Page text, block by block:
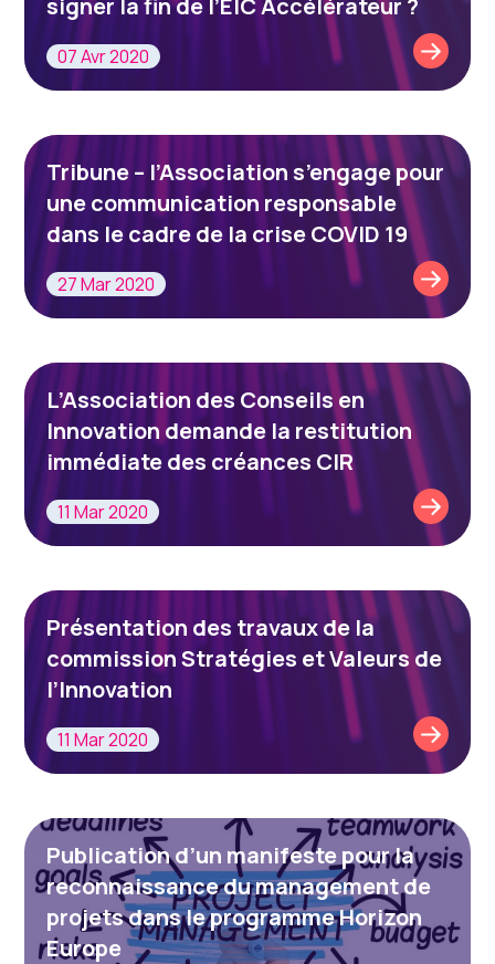
signer la fin de l’EIC Accélérateur ?
07 Avr 2020
Tribune – l’Association s’engage pour
une communication responsable
dans le cadre de la crise COVID 19
27 Mar 2020
L’Association des Conseils en
Innovation demande la restitution
immédiate des créances CIR
11 Mar 2020
Présentation des travaux de la
commission Stratégies et Valeurs de
l’Innovation
11 Mar 2020
Publication d’un manifeste pour la
reconnaissance du management de
projets dans le programme Horizon
Europe